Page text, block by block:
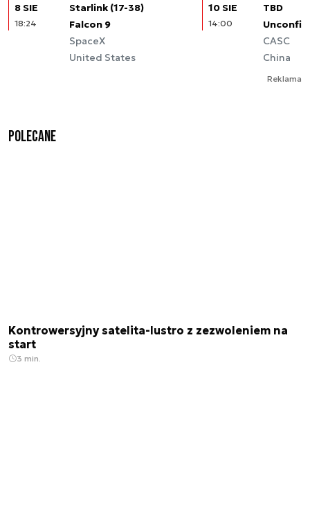
8 SIE
18:24
Starlink (17-38)
Falcon 9
SpaceX
United States
10 SIE
14:00
TBD
CASC
China
Reklama
Polecane
Kontrowersyjny satelita-lustro z zezwoleniem na
start
3 min.